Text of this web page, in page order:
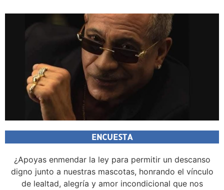
ENCUESTA
¿Apoyas enmendar la ley para permitir un descanso
digno junto a nuestras mascotas, honrando el vínculo
de lealtad, alegría y amor incondicional que nos